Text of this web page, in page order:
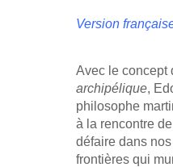
Version
Avec le concept
archipélique,
philosophe
à la rencontre
défaire dans
frontières qui